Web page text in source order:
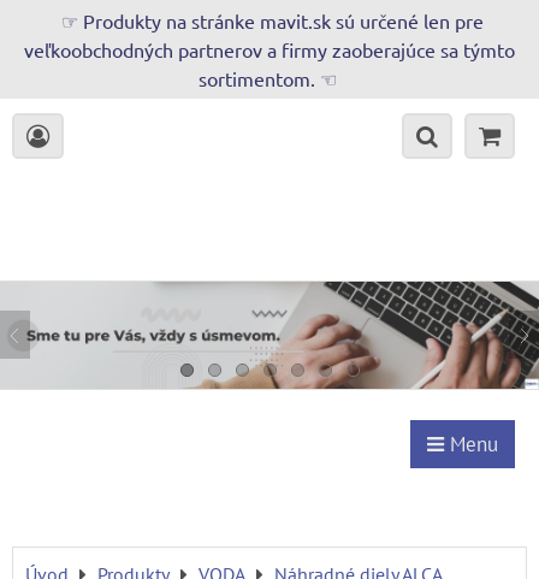
☞ Produkty na stránke mavit.sk sú určené len pre
veľkoobchodných partnerov a firmy zaoberajúce sa týmto
sortimentom. ☜
Menu
Úvod Produkty VODA Náhradné diely ALCA